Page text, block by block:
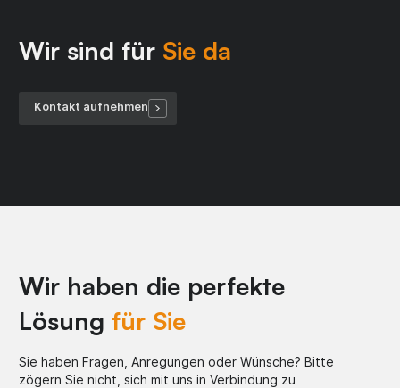
Wir sind für Sie da
Kontakt aufnehmen
Wir haben die perfekte
Lösung für Sie
Sie haben Fragen, Anregungen oder Wünsche? Bitte
zögern Sie nicht, sich mit uns in Verbindung zu